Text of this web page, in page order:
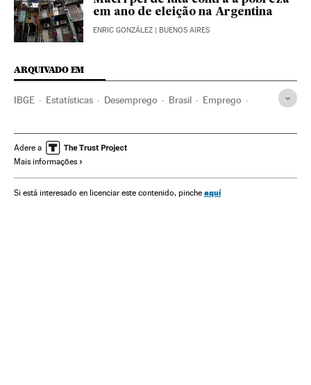
em ano de eleição na Argentina
ENRIC GONZÁLEZ | BUENOS AIRES
ARQUIVADO EM
IBGE Estatísticas Desemprego Brasil Emprego
Administração Estado Economia
Administração pública
Adere a
Mais informações
Si está interesado en licenciar este contenido, pinche aquí